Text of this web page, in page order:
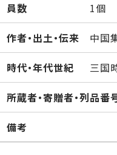
員数 1個
作者・出土・伝来 中国
時代・年代世紀 三国
所蔵者・寄贈者・列品番
備考